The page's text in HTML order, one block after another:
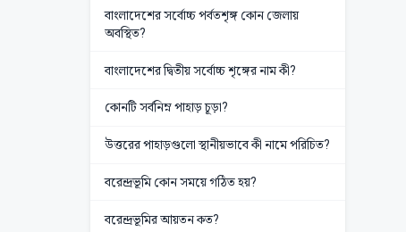
বাংলাদেশের সর্বোচ্চ পর্বতশৃঙ্গ কোন জেলায়
অবস্থিত?
বাংলাদেশের দ্বিতীয় সর্বোচ্চ শৃঙ্গের নাম কী?
কোনটি সর্বনিম্ন পাহাড় চূড়া?
উত্তরের পাহাড়গুলো স্থানীয়ভাবে কী নামে পরিচিত?
বরেন্দ্রভূমি কোন সময়ে গঠিত হয়?
বরেন্দ্রভূমির আয়তন কত?